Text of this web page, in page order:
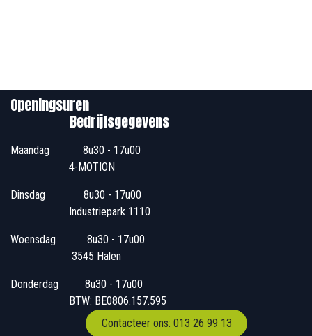
Openingsuren
Bedrijfsgegevens
Maandag
​8u30 - 17u00
4-MOTION
Dinsdag
​8u30 - 17u00
Industriepark 1110
Woensdag
​​​ 8u30 - 17u00
3545 Halen
Donderdag
​​8u30 - 17u00
BTW: BE0806.157.595
Contacteer ons: 013 26 99 13